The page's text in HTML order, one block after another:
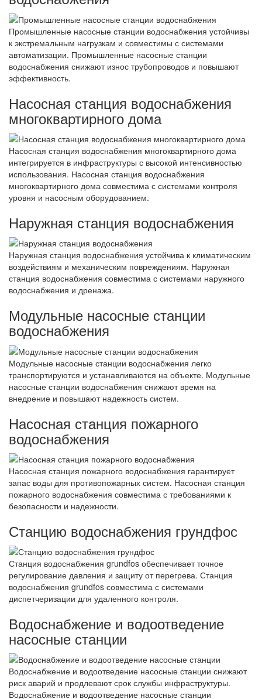
Промышленные насосные станции водоснабжения устойчивы
к экстремальным нагрузкам и совместимы с системами
автоматизации. Промышленные насосные станции
водоснабжения снижают износ трубопроводов и повышают
эффективность.
Насосная станция водоснабжения
многоквартирного дома
Насосная станция водоснабжения многоквартирного дома
интегрируется в инфраструктуры с высокой интенсивностью
использования. Насосная станция водоснабжения
многоквартирного дома совместима с системами контроля
уровня и насосным оборудованием.
Наружная станция водоснабжения
Наружная станция водоснабжения устойчива к климатическим
воздействиям и механическим повреждениям. Наружная
станция водоснабжения совместима с системами наружного
водоснабжения и дренажа.
Модульные насосные станции
водоснабжения
Модульные насосные станции водоснабжения легко
транспортируются и устанавливаются на объекте. Модульные
насосные станции водоснабжения снижают время на
внедрение и повышают надежность систем.
Насосная станция пожарного
водоснабжения
Насосная станция пожарного водоснабжения гарантирует
запас воды для противопожарных систем. Насосная станция
пожарного водоснабжения совместима с требованиями к
безопасности и надежности.
Станцию водоснабжения грундфос
Станция водоснабжения grundfos обеспечивает точное
регулирование давления и защиту от перегрева. Станция
водоснабжения grundfos совместима с системами
диспетчеризации для удаленного контроля.
Водоснабжение и водоотведение
насосные станции
Водоснабжение и водоотведение насосные станции снижают
риск аварий и продлевают срок службы инфраструктуры.
Водоснабжение и водоотведение насосные станции